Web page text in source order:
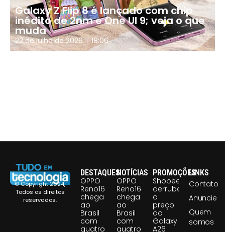
Galaxy Z Flip 8 é lançado com chip
inédito de 2nm e One UI 9; veja o que
muda
22 de julho de 2026 18:06
© Copyright 2024,
Todos os direitos
reservados.
DESTAQUES
OPPO
Reno16
chega
ao
Brasil
com
quatro
NOTÍCIAS
OPPO
Reno16
chega
ao
Brasil
com
quatro
PROMOÇÕES
Shopee
derruba
o
preço
do
Galaxy
A26
LINKS
Contato
Anuncie
Quem
somos